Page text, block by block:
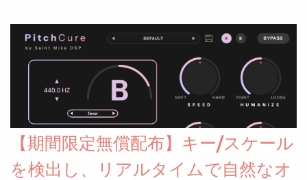
【期間限定無償配布】キー/スケール
を検出し、リアルタイムで自然なオ